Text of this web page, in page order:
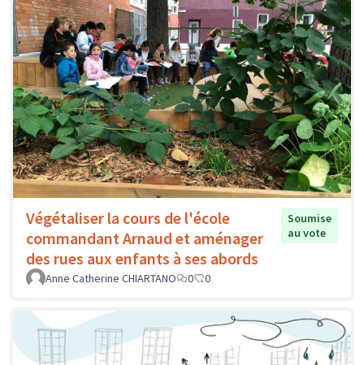
Végétaliser la cours de l'école
commandant Arnaud et aménager
des rues aux enfants à ses abords
Soumise
au vote
Anne Catherine CHIARTANO 0 0